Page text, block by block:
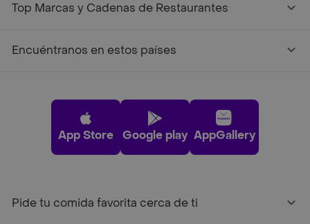
Top Marcas y Cadenas de Restaurantes
Encuéntranos en estos países
App Store Google play AppGallery
Pide tu comida favorita cerca de ti